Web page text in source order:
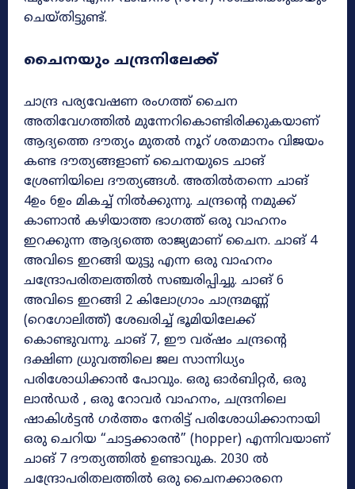
ചെയ്തിട്ടുണ്ട്.
ചൈനയും ചന്ദ്രനിലേക്ക്
ചാന്ദ്ര പര്യവേഷണ രംഗത്ത് ചൈന
അതിവേഗത്തിൽ മുന്നേറികൊണ്ടിരിക്കുകയാണ്
ആദ്യത്തെ ദൗത്യം മുതൽ നൂറ് ശതമാനം വിജയം
കണ്ട ദൗത്യങ്ങളാണ് ചൈനയുടെ ചാങ്
ശ്രേണിയിലെ ദൗത്യങ്ങൾ. അതിൽതന്നെ ചാങ്
4ഉം 6ഉം മികച്ച് നിൽക്കുന്നു. ചന്ദ്രന്റെ നമുക്ക്
കാണാൻ കഴിയാത്ത ഭാഗത്ത് ഒരു വാഹനം
ഇറക്കുന്ന ആദ്യത്തെ രാജ്യമാണ് ചൈന. ചാങ് 4
അവിടെ ഇറങ്ങി യുട്ടു എന്ന ഒരു വാഹനം
ചന്ദ്രോപരിതലത്തിൽ സഞ്ചരിപ്പിച്ചു. ചാങ് 6
അവിടെ ഇറങ്ങി 2 കിലോഗ്രാം ചാന്ദ്രമണ്ണ്
(റെഗോലിത്ത്) ശേഖരിച്ച് ഭൂമിയിലേക്ക്
കൊണ്ടുവന്നു. ചാങ് 7, ഈ വര്ഷം ചന്ദ്രന്റെ
ദക്ഷിണ ധ്രുവത്തിലെ ജല സാന്നിധ്യം
പരിശോധിക്കാൻ പോവും. ഒരു ഓർബിറ്റർ, ഒരു
ലാൻഡർ , ഒരു റോവർ വാഹനം, ചന്ദ്രനിലെ
ഷാകിൾട്ടൻ ഗർത്തം നേരിട്ട് പരിശോധിക്കാനായി
ഒരു ചെറിയ “ചാട്ടക്കാരൻ” (hopper) എന്നിവയാണ്
ചാങ് 7 ദൗത്യത്തിൽ ഉണ്ടാവുക. 2030 ൽ
ചന്ദ്രോപരിതലത്തിൽ ഒരു ചൈനക്കാരനെ